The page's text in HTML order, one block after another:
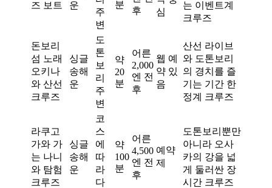
즈 보트
운
주
변
분
후
심
는 이벤트계
크루즈
돈보리
섬 노래
오키나
와 산선
크루즈
싱글
송해
운
도
톤
보
리
주
변
약
20
분
어른
2,000
엔 전
후
웹 예
약 있
음
산선 라이브
와 도톤보리
의 경치를 즐
기는 기간 한
정계 크루즈
라쿠고
가와 가
는 나니
와 탐험
크루즈
싱글
송해
운
코
스
에
따
라
다
약
100
분
어른
4,500
엔 전
후
예약
제
도톤보리뿐만
아니라 오사
카의 강을 넓
게 둘러싼 장
시간 크루즈